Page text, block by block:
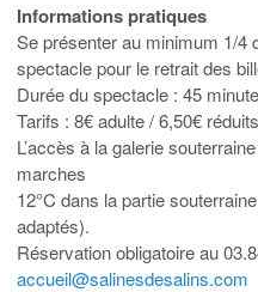
Informations pratiques
Se présenter au minimum 1/4
spectacle pour le retrait des
Durée du spectacle : 45
Tarifs : 8€ adulte / 6,50€
L’accès à la galerie
marches
12°C dans la partie
adaptés).
Réservation obligatoire au
accueil@salinesdesalins.com